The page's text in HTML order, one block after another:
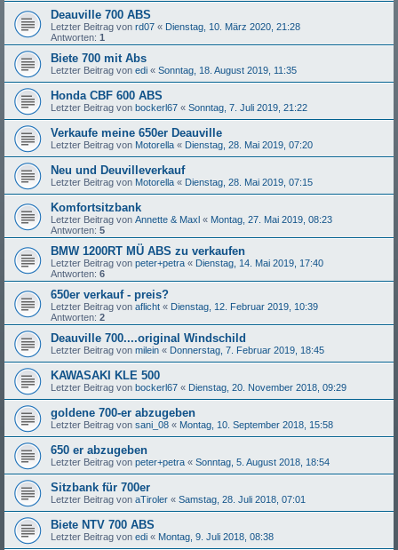
Deauville 700 ABS
Letzter Beitrag von rd07 « Dienstag, 10. März 2020, 21:28
Antworten: 1
Biete 700 mit Abs
Letzter Beitrag von edi « Sonntag, 18. August 2019, 11:35
Honda CBF 600 ABS
Letzter Beitrag von bockerl67 « Sonntag, 7. Juli 2019, 21:22
Verkaufe meine 650er Deauville
Letzter Beitrag von Motorella « Dienstag, 28. Mai 2019, 07:20
Neu und Deuvilleverkauf
Letzter Beitrag von Motorella « Dienstag, 28. Mai 2019, 07:15
Komfortsitzbank
Letzter Beitrag von Annette & Maxl « Montag, 27. Mai 2019, 08:23
Antworten: 5
BMW 1200RT MÜ ABS zu verkaufen
Letzter Beitrag von peter+petra « Dienstag, 14. Mai 2019, 17:40
Antworten: 6
650er verkauf - preis?
Letzter Beitrag von aflicht « Dienstag, 12. Februar 2019, 10:39
Antworten: 2
Deauville 700....original Windschild
Letzter Beitrag von milein « Donnerstag, 7. Februar 2019, 18:45
KAWASAKI KLE 500
Letzter Beitrag von bockerl67 « Dienstag, 20. November 2018, 09:29
goldene 700-er abzugeben
Letzter Beitrag von sani_08 « Montag, 10. September 2018, 15:58
650 er abzugeben
Letzter Beitrag von peter+petra « Sonntag, 5. August 2018, 18:54
Sitzbank für 700er
Letzter Beitrag von aTiroler « Samstag, 28. Juli 2018, 07:01
Biete NTV 700 ABS
Letzter Beitrag von edi « Montag, 9. Juli 2018, 08:38